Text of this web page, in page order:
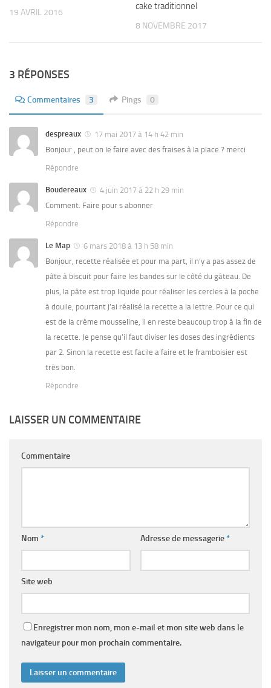
19 AVRIL 2016
cake traditionnel
8 NOVEMBRE 2017
3 RÉPONSES
Commentaires 3 Pings 0
despreaux
17 mai 2017 à 14 h 42 min
Bonjour , peut on le faire avec des fraises à la place ? merci
Répondre
Boudereaux
4 juin 2017 à 22 h 29 min
Comment. Faire pour s abonner
Répondre
Le Map
6 mars 2018 à 13 h 58 min
Bonjour, recette réalisée et pour ma part, il n’y a pas assez de
pâte à biscuit pour faire les bandes sur le côté du gâteau. De
plus, la pâte est trop liquide pour réaliser les cercles à la poche
à douile, pourtant j’ai réalisé la recette a la lettre. Pour ce qui
est de la crème mousseline, il en reste beaucoup trop à la fin de
la recette. Je pense qu’il faut diviser les doses des ingrédients
par 2. Sinon la recette est facile a faire et le framboisier est
très bon.
Répondre
LAISSER UN COMMENTAIRE
Commentaire
Nom * Adresse de messagerie*
Site web
Enregistrer mon nom, mon e-mail et mon site web dans le
navigateur pour mon prochain commentaire.